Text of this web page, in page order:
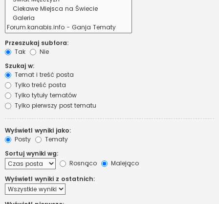
Przeszukaj subfora:
Tak
Nie
Szukaj w:
Temat i treść posta
Tylko treść posta
Tylko tytuły tematów
Tylko pierwszy post tematu
Wyświetl wyniki jako:
Posty
Tematy
Sortuj wyniki wg:
Rosnąco
Malejąco
Wyświetl wyniki z ostatnich: